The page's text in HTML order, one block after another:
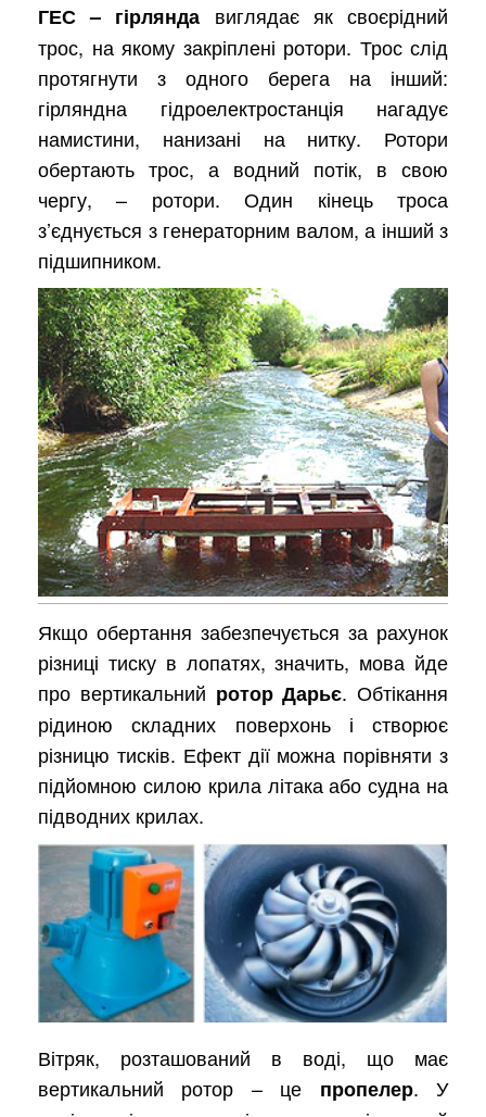
ГЕС – гірлянда виглядає як своєрідний
трос, на якому закріплені ротори. Трос слід
протягнути з одного берега на інший:
гірляндна гідроелектростанція нагадує
намистини, нанизані на нитку. Ротори
обертають трос, а водний потік, в свою
чергу, – ротори. Один кінець троса
з’єднується з генераторним валом, а інший з
підшипником.
Якщо обертання забезпечується за рахунок
різниці тиску в лопатях, значить, мова йде
про вертикальний ротор Дарьє. Обтікання
рідиною складних поверхонь і створює
різницю тисків. Ефект дії можна порівняти з
підйомною силою крила літака або судна на
підводних крилах.
Вітряк, розташований в воді, що має
вертикальний ротор – це пропелер. У